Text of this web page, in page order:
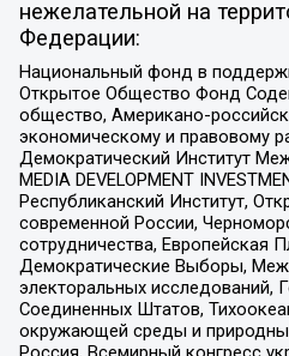
нежелательной на
Федерации:
Национальный фонд в
Открытое Общество Фонд
общество, Американо-
экономическому и правовому
Демократический Институт
MEDIA DEVELOPMENT
Республиканский Институт,
современной России,
сотрудничества, Европейская
Демократические Выборы,
электоральных
Соединенных Штатов,
окружающей среды и